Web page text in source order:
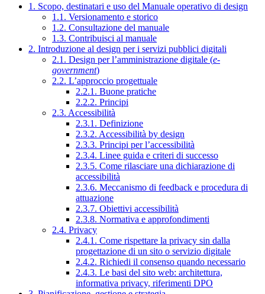
1. Scopo, destinatari e uso del Manuale operativo di design
1.1. Versionamento e storico
1.2. Consultazione del manuale
1.3. Contribuisci al manuale
2. Introduzione al design per i servizi pubblici digitali
2.1. Design per l’amministrazione digitale (e-
government)
2.2. L’approccio progettuale
2.2.1. Buone pratiche
2.2.2. Principi
2.3. Accessibilità
2.3.1. Definizione
2.3.2. Accessibilità by design
2.3.3. Principi per l’accessibilità
2.3.4. Linee guida e criteri di successo
2.3.5. Come rilasciare una dichiarazione di
accessibilità
2.3.6. Meccanismo di feedback e procedura di
attuazione
2.3.7. Obiettivi accessibilità
2.3.8. Normativa e approfondimenti
2.4. Privacy
2.4.1. Come rispettare la privacy sin dalla
progettazione di un sito o servizio digitale
2.4.2. Richiedi il consenso quando necessario
2.4.3. Le basi del sito web: architettura,
informativa privacy, riferimenti DPO